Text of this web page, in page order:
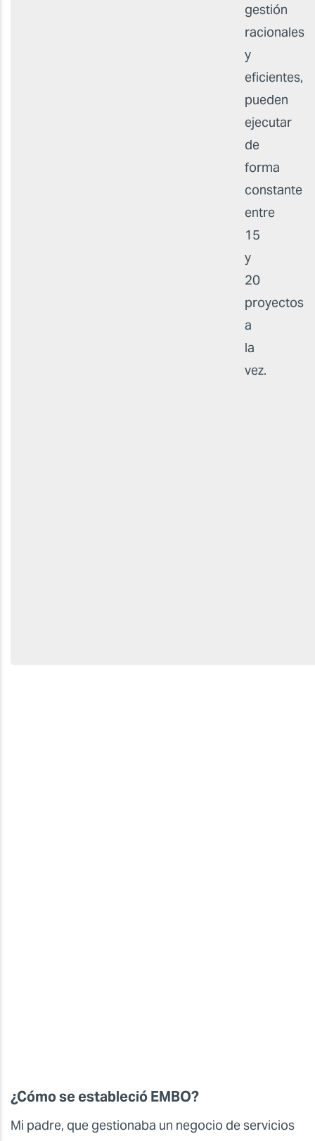
gestión
racionales
y
eficientes,
pueden
ejecutar
de
forma
constante
entre
15
y
20
proyectos
a
la
vez.
¿Cómo se estableció EMBO?
Mi padre, que gestionaba un negocio de servicios